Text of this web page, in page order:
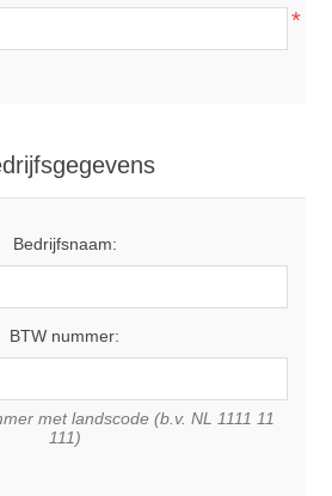
*
Bedrijfsnaam:
BTW nummer:
met landscode (b.v. NL 1111 11
111)